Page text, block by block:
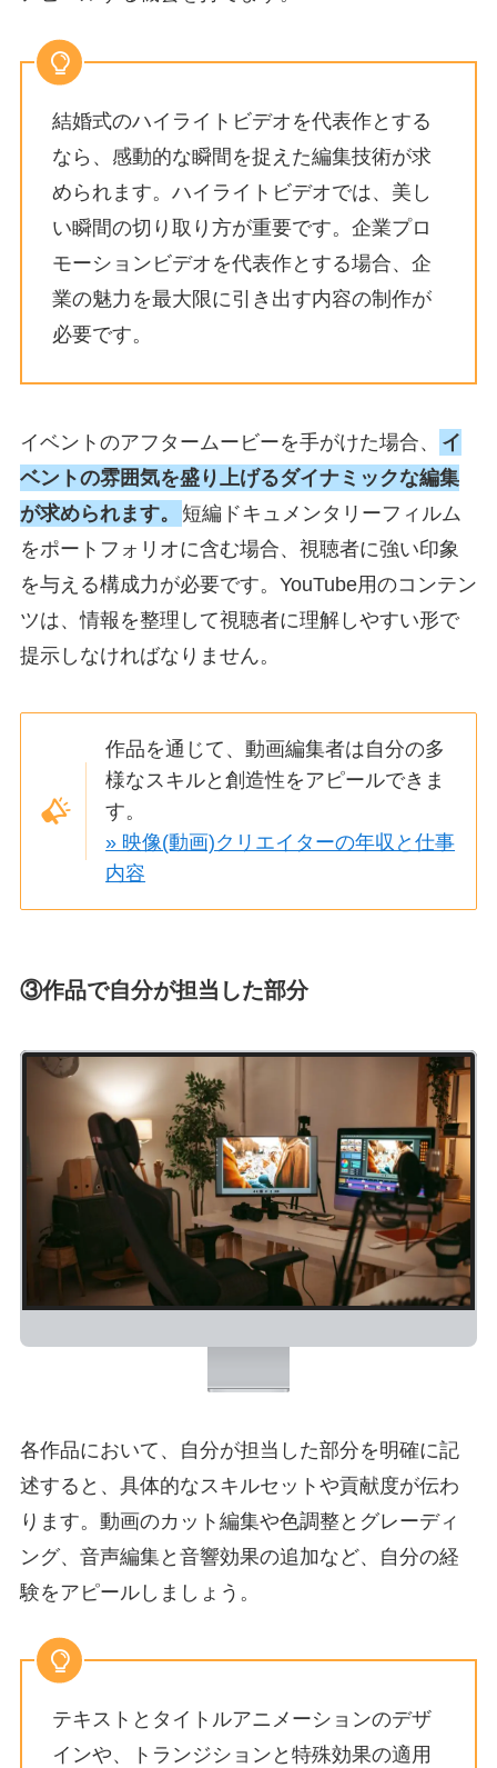
結婚式のハイライトビデオを代表作とする
なら、感動的な瞬間を捉えた編集技術が求
められます。ハイライトビデオでは、美し
い瞬間の切り取り方が重要です。企業プロ
モーションビデオを代表作とする場合、企
業の魅力を最大限に引き出す内容の制作が
必要です。
イベントのアフタームービーを手がけた場合、
イ
ベントの雰囲気を盛り上げるダイナミックな編集
が求められます。
短編ドキュメンタリーフィルム
をポートフォリオに含む場合、視聴者に強い印象
を与える構成力が必要です。YouTube用のコンテン
ツは、情報を整理して視聴者に理解しやすい形で
提示しなければなりません。
作品を通じて、動画編集者は自分の多
様なスキルと創造性をアピールできま
す。
» 映像(動画)クリエイターの年収と仕事
内容
③作品で自分が担当した部分
各作品において、自分が担当した部分を明確に記
述すると、具体的なスキルセットや貢献度が伝わ
ります。 動画のカット編集や色調整とグレーディ
ング、音声編集と音響効果の追加など、自分の経
験をアピールしましょう。
テキストとタイトルアニメーションのデザ
インや、トランジションと特殊効果の適用